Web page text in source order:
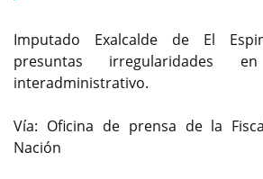
Imputado Exalcalde de El
presuntas irregularidades
interadministrativo.
Vía: Oficina de prensa de la
Nación